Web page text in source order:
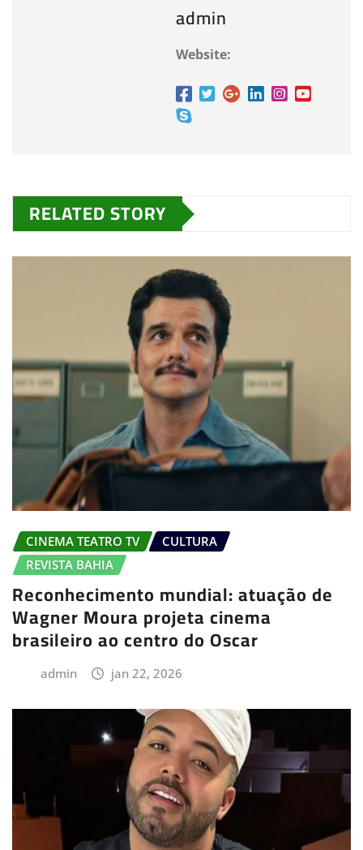
admin
Website:
RELATED STORY
CINEMA TEATRO TV
CULTURA
REVISTA BAHIA
Reconhecimento mundial: atuação de
Wagner Moura projeta cinema
brasileiro ao centro do Oscar
admin jan 22, 2026